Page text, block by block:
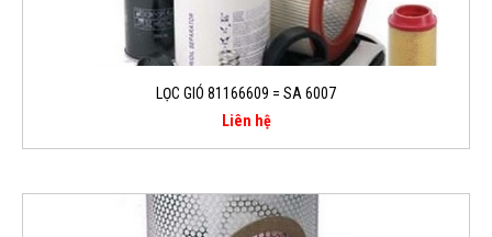
LỌC GIÓ 81166609 = SA 6007
Liên hệ